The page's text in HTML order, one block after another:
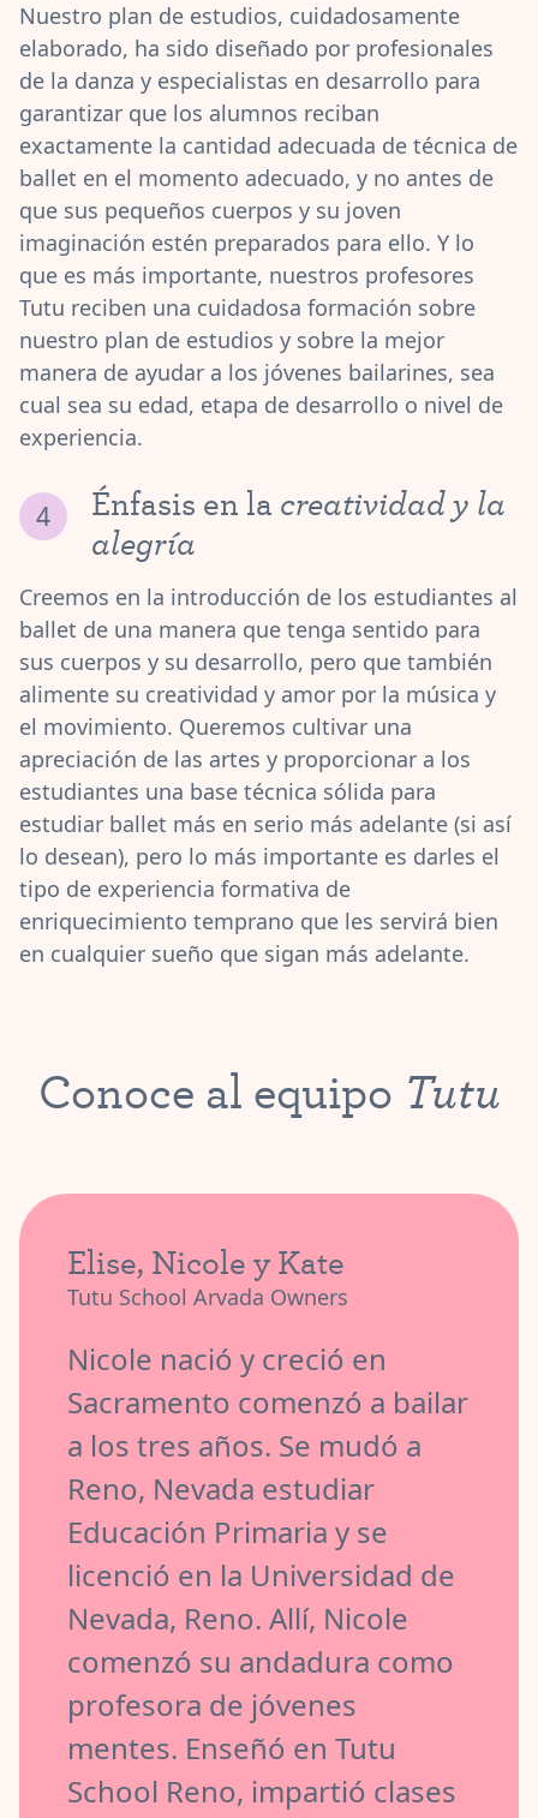
Nuestro plan de estudios, cuidadosamente
elaborado, ha sido diseñado por profesionales
de la danza y especialistas en desarrollo para
garantizar que los alumnos reciban
exactamente la cantidad adecuada de técnica de
ballet en el momento adecuado, y no antes de
que sus pequeños cuerpos y su joven
imaginación estén preparados para ello. Y lo
que es más importante, nuestros profesores
Tutu reciben una cuidadosa formación sobre
nuestro plan de estudios y sobre la mejor
manera de ayudar a los jóvenes bailarines, sea
cual sea su edad, etapa de desarrollo o nivel de
experiencia.
Énfasis en la creatividad y la
alegría
Creemos en la introducción de los estudiantes al
ballet de una manera que tenga sentido para
sus cuerpos y su desarrollo, pero que también
alimente su creatividad y amor por la música y
el movimiento. Queremos cultivar una
apreciación de las artes y proporcionar a los
estudiantes una base técnica sólida para
estudiar ballet más en serio más adelante (si así
lo desean), pero lo más importante es darles el
tipo de experiencia formativa de
enriquecimiento temprano que les servirá bien
en cualquier sueño que sigan más adelante.
Conoce al equipo Tutu
Elise, Nicole y Kate
Tutu School Arvada Owners
Nicole nació y creció en
Sacramento comenzó a bailar
a los tres años. Se mudó a
Reno, Nevada estudiar
Educación Primaria y se
licenció en la Universidad de
Nevada, Reno. Allí, Nicole
comenzó su andadura como
profesora de jóvenes
mentes. Enseñó en Tutu
School Reno, impartió clases